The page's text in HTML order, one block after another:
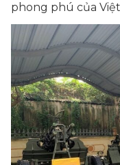
phong phú của